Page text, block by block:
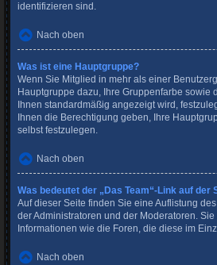
identifizieren sind.
Nach oben
Was ist eine Hauptgruppe?
Wenn Sie Mitglied in mehr als einer
Hauptgruppe dazu, Ihre Gruppenfarbe sowie
Ihnen standardmäßig angezeigt wird,
Ihnen die Berechtigung geben, Ihre
selbst festzulegen.
Nach oben
Was bedeutet der „Das Team“-Link auf der
Auf dieser Seite finden Sie eine Auflistung
der Administratoren und der Moderatoren.
Informationen wie die Foren, die diese im
Nach oben